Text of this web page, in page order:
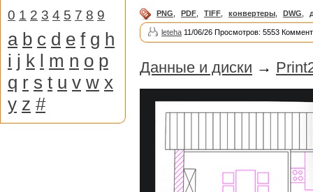
PNG PDF TIFF конвертеры DWG
leteha 11/06/26 Просмотров: 5553
Данные и диски →
0 1 2 3 4 5 7 8 9
a b c d e f g h
i j k l m n o p
q r s t u v w x
y z #